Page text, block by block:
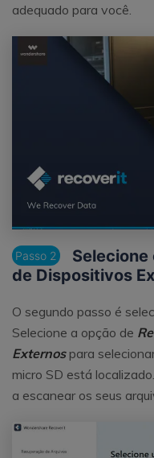
adequado para você.
Passo 2
Selecione
de Dispositivos
O segundo passo é
Selecione a opção de
Externospara
micro SD está
a escanear os seus